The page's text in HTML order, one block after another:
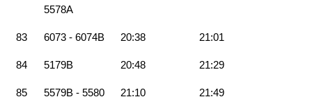
5578A
83 6073 - 6074B 20:38 21:01
84 5179B 20:48 21:29
85 5579B - 5580 21:10 21:49